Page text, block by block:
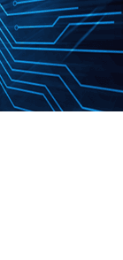
código
modernos e
Os seus dados entre
migra